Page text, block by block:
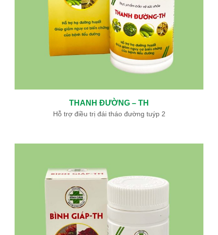
THANH ĐƯỜNG – TH
Hỗ trợ điều trị đái tháo đường tuýp 2